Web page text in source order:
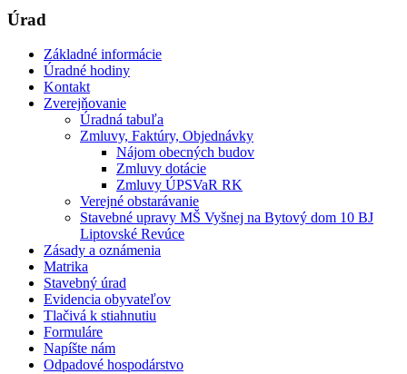
Úrad
Základné informácie
Úradné hodiny
Kontakt
Zverejňovanie
Úradná tabuľa
Zmluvy, Faktúry, Objednávky
Nájom obecných budov
Zmluvy dotácie
Zmluvy ÚPSVaR RK
Verejné obstarávanie
Stavebné upravy MŠ Vyšnej na Bytový dom 10 BJ
Liptovské Revúce
Zásady a oznámenia
Matrika
Stavebný úrad
Evidencia obyvateľov
Tlačivá k stiahnutiu
Formuláre
Napíšte nám
Odpadové hospodárstvo